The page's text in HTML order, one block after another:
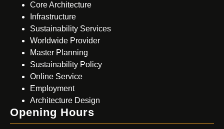
Core Architecture
Infrastructure
Sustainability Services
Worldwide Provider
Master Planning
Sustainability Policy
Online Service
Employment
Architecture Design
Opening Hours